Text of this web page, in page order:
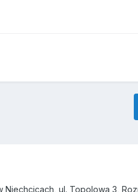
ul. Topolowa 3,